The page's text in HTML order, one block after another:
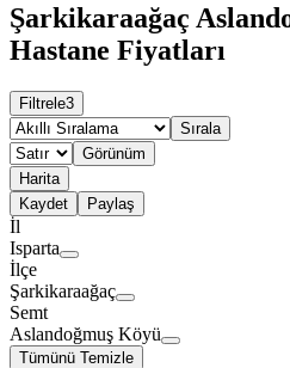
Şarkikaraağaç
Hastane Fiyatları
Filtrele3
Sırala
Görünüm
Harita
Kaydet
Paylaş
İl
Isparta
İlçe
Şarkikaraağaç
Semt
Aslandoğmuş Köyü
Tümünü Temizle